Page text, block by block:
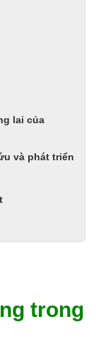
lai của
và phát triển
trong